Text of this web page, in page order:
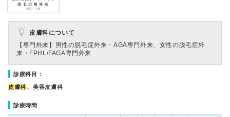
皮膚科について
【専門外来】 男性の脱毛症外来・AGA専門外来、女性の脱毛症外
来・FPHL/FAGA専門外来
診療科目：
皮膚科 、美容皮膚科
診療時間